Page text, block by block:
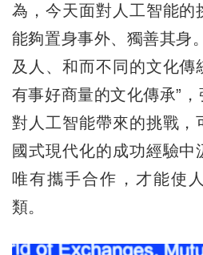
為，今天面對人工智能的
能夠置身事外、獨善其身
及人、和而不同的文化傳
有事好商量的文化傳承”
對人工智能帶來的挑戰，
國式現代化的成功經驗中
唯有攜手合作，才能使
類。